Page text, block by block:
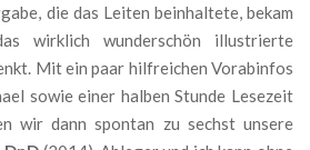
die das Leiten beinhaltete, bekam
wirklich wunderschön illustrierte
Mit ein paar hilfreichen Vorabinfos
sowie einer halben Stunde Lesezeit
wir dann spontan zu sechst unsere